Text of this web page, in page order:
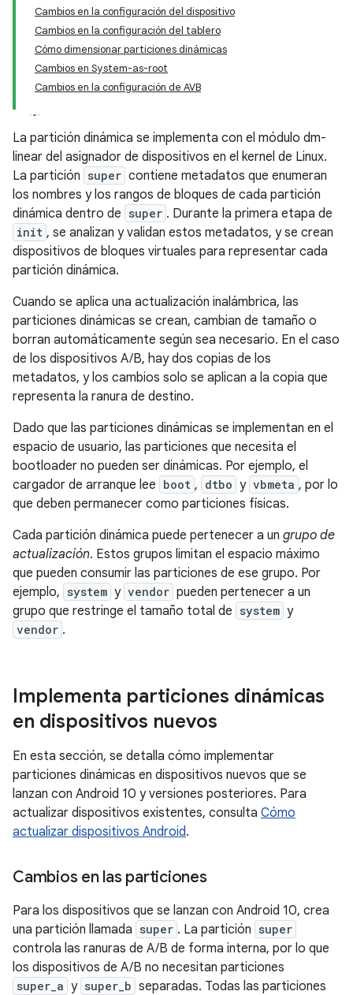
Cambios en la configuración del dispositivo
Cambios en la configuración del tablero
Cómo dimensionar particiones dinámicas
Cambios en System-as-root
Cambios en la configuración de AVB
La partición dinámica se implementa con el módulo dm-
linear del asignador de dispositivos en el kernel de Linux.
La partición super contiene metadatos que enumeran
los nombres y los rangos de bloques de cada partición
dinámica dentro de super . Durante la primera etapa de
init , se analizan y validan estos metadatos, y se crean
dispositivos de bloques virtuales para representar cada
partición dinámica.
Cuando se aplica una actualización inalámbrica, las
particiones dinámicas se crean, cambian de tamaño o
borran automáticamente según sea necesario. En el caso
de los dispositivos A/B, hay dos copias de los
metadatos, y los cambios solo se aplican a la copia que
representa la ranura de destino.
Dado que las particiones dinámicas se implementan en el
espacio de usuario, las particiones que necesita el
bootloader no pueden ser dinámicas. Por ejemplo, el
cargador de arranque lee boot , dtbo y vbmeta , por lo
que deben permanecer como particiones físicas.
Cada partición dinámica puede pertenecer a un grupo de
actualización. Estos grupos limitan el espacio máximo
que pueden consumir las particiones de ese grupo. Por
ejemplo, system y vendor pueden pertenecer a un
grupo que restringe el tamaño total de system y
vendor .
Implementa particiones dinámicas
en dispositivos nuevos
En esta sección, se detalla cómo implementar
particiones dinámicas en dispositivos nuevos que se
lanzan con Android 10 y versiones posteriores. Para
actualizar dispositivos existentes, consulta Cómo
actualizar dispositivos Android.
Cambios en las particiones
Para los dispositivos que se lanzan con Android 10, crea
una partición llamada super . La partición super
controla las ranuras de A/B de forma interna, por lo que
los dispositivos de A/B no necesitan particiones
super_a y super_b separadas. Todas las particiones